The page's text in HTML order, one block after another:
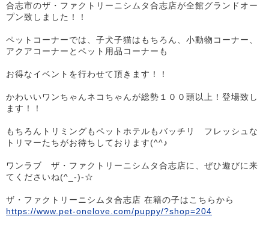
合志市のザ・ファクトリーニシムタ合志店が全館グランドオー
プン致しました！！
ペットコーナーでは、子犬子猫はもちろん、小動物コーナー、
アクアコーナーとペット用品コーナーも
お得なイベントを行わせて頂きます！！
かわいいワンちゃんネコちゃんが総勢１００頭以上！登場致し
ます！！
もちろんトリミングもペットホテルもバッチリ フレッシュな
トリマーたちがお待ちしております(^^♪
ワンラブ ザ・ファクトリーニシムタ合志店に、ぜひ遊びに来
てくださいね(^_-)-☆
ザ・ファクトリーニシムタ合志店 在籍の子はこちらから
https://www.pet-onelove.com/puppy/?shop=204